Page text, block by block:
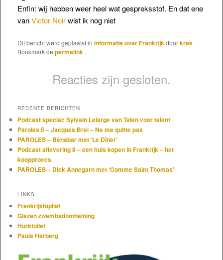
Enfin: wij hebben weer heel wat gespreksstof. En dat ene
vanVictor Noirwist ik nog niet
Dit bericht werd geplaatst in Informatie over Frankrijkdoorkrek .
Bookmark de permalink .
Reacties zijn gesloten.
RECENTE BERICHTEN
Podcast special: Sylvain Lelarge van Talen voor talent
Paroles 5 – Jacques Brel – Ne me quitte pas
PAROLES – Bénabar met ‘Le Dîner’
Podcast aflevering 8 – een huis kopen in Frankrijk – het
koopproces
PAROLES – Dick Annegarn met ‘Comme Saint Thomas’
LINKS
Frankrijktoplist
Glazen zwembadomheining
Hurktoilet
Pauls Herberg